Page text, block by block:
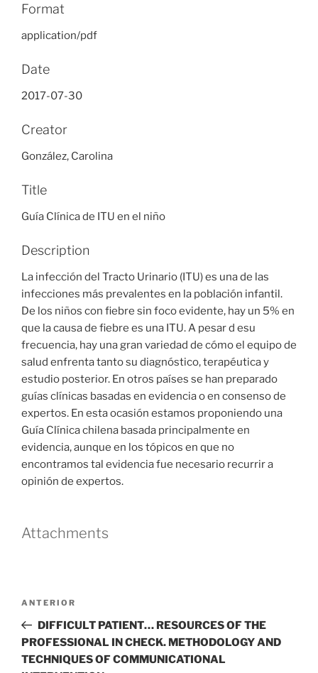
Format
application/pdf
Date
2017-07-30
Creator
González, Carolina
Title
Guía Clínica de ITU en el niño
Description
La infección del Tracto Urinario (ITU) es una de las
infecciones más prevalentes en la población infantil.
De los niños con fiebre sin foco evidente, hay un 5% en
que la causa de fiebre es una ITU. A pesar d esu
frecuencia, hay una gran variedad de cómo el equipo de
salud enfrenta tanto su diagnóstico, terapéutica y
estudio posterior. En otros países se han preparado
guías clínicas basadas en evidencia o en consenso de
expertos. En esta ocasión estamos proponiendo una
Guía Clínica chilena basada principalmente en
evidencia, aunque en los tópicos en que no
encontramos tal evidencia fue necesario recurrir a
opinión de expertos.
Attachments
entradas
Entrada
anterior
ANTERIOR
DIFFICULT PATIENT… RESOURCES OF THE
PROFESSIONAL IN CHECK. METHODOLOGY AND
TECHNIQUES OF COMMUNICATIONAL